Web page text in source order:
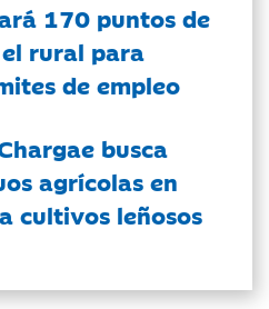
170 puntos de
rural para
de empleo
busca
agrícolas en
cultivos leñosos